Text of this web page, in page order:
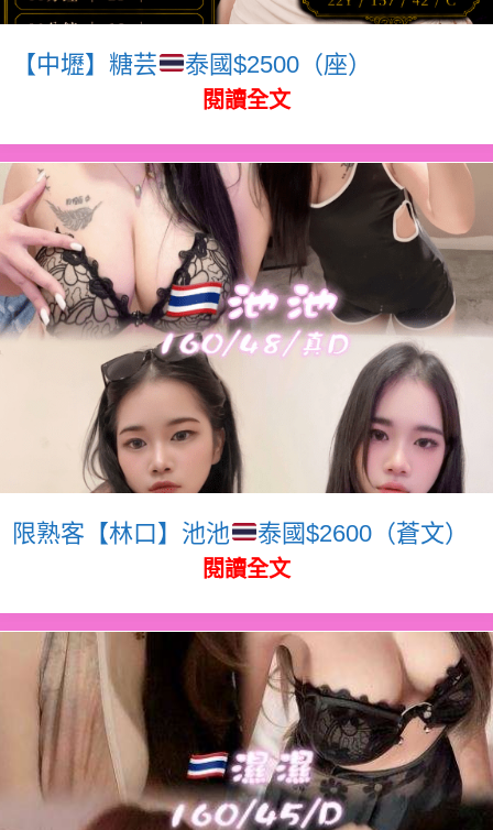
【中壢】糖芸 泰國$2500（座）
閱讀全文
限熟客【林口】池池 泰國$2600（蒼文）
閱讀全文